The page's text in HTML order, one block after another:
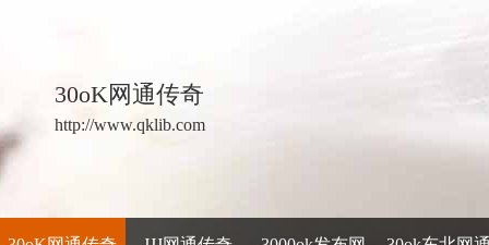
30oK网通传奇
http://www.qklib.com